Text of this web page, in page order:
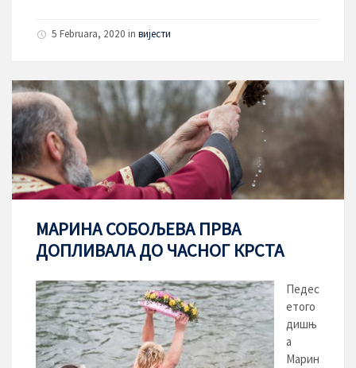
5 Februara, 2020 in вијести
МАРИНА СОБОЉЕВА ПРВА
ДОПЛИВАЛА ДО ЧАСНОГ КРСТА
Педес
етого
дишњ
а
Марин